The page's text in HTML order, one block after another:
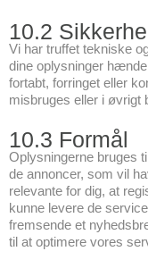
10.2
Vi har truffet tekniske
dine oplysninger
fortabt, forringet eller
misbruges eller i øvrigt
10.3 Formål
Oplysningerne bruges
de annoncer, som vil
relevante for dig, at
kunne levere de
fremsende et
til at optimere vores